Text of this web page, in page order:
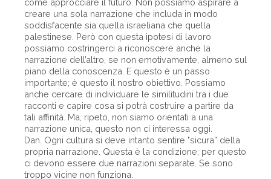
come approcciare il futuro. Non possiamo aspirare a
creare una sola narrazione che includa in modo
soddisfacente sia quella israeliana che quella
palestinese. Però con questa ipotesi di lavoro
possiamo costringerci a riconoscere anche la
narrazione dell’altro, se non emotivamente, almeno sul
piano della conoscenza. E questo è un passo
importante; è questo il nostro obiettivo. Possiamo
anche cercare di individuare le similitudini tra i due
racconti e capire cosa si potrà costruire a partire da
tali affinità. Ma, ripeto, non siamo orientati a una
narrazione unica, questo non ci interessa oggi.
Dan. Ogni cultura si deve intanto sentire "sicura” della
propria narrazione. Questa è la condizione; per questo
ci devono essere due narrazioni separate. Se sono
troppo vicine non funziona.